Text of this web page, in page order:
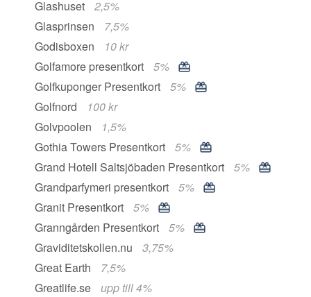
Glashuset
2,5%
Glasprinsen
7,5%
Godisboxen
10 kr
Golfamore presentkort
5%
Golfkuponger Presentkort
5%
Golfnord
100 kr
Golvpoolen
1,5%
Gothia Towers Presentkort
5%
Grand Hotell Saltsjöbaden Presentkort
5%
Grandparfymeri presentkort
5%
Granit Presentkort
5%
Granngården Presentkort
5%
Graviditetskollen.nu
3,75%
Great Earth
7,5%
Greatlife.se
upp till 4%